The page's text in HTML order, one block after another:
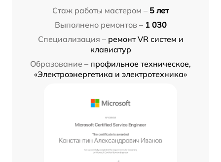
Стаж работы мастером – 5 лет
Выполнено ремонтов – 1 030
Специализация – ремонт VR систем и
клавиатур
Образование – профильное техническое,
«Электроэнергетика и электротехника»